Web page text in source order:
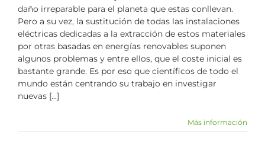
daño irreparable para el planeta que estas conllevan.
Pero a su vez, la sustitución de todas las instalaciones
eléctricas dedicadas a la extracción de estos materiales
por otras basadas en energías renovables suponen
algunos problemas y entre ellos, que el coste inicial es
bastante grande. Es por eso que científicos de todo el
mundo están centrando su trabajo en investigar
nuevas [...]
Más información